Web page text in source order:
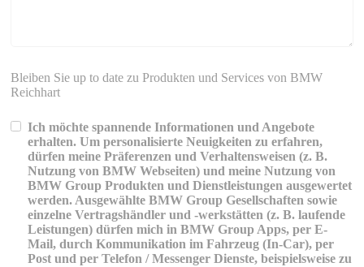
Bleiben Sie up to date zu Produkten und Services von BMW
Reichhart
Ich möchte spannende Informationen und Angebote
erhalten. Um personalisierte Neuigkeiten zu erfahren,
dürfen meine Präferenzen und Verhaltensweisen (z. B.
Nutzung von BMW Webseiten) und meine Nutzung von
BMW Group Produkten und Dienstleistungen ausgewertet
werden. Ausgewählte BMW Group Gesellschaften sowie
einzelne Vertragshändler und -werkstätten (z. B. laufende
Leistungen) dürfen mich in BMW Group Apps, per E-
Mail, durch Kommunikation im Fahrzeug (In-Car), per
Post und per Telefon / Messenger Dienste, beispielsweise zu